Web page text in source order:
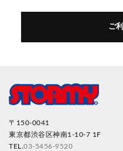
ご
〒150-0041
東京都渋谷区神南1-10-7 1F
TEL. 03-5456-9520